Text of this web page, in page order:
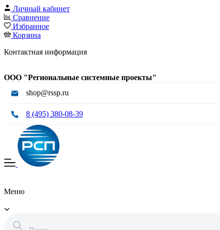
Личный кабинет
Сравнение
Избранное
Корзина
Контактная информация
ООО "Региональные системные проекты"
shop@rssp.ru
8 (495) 380-08-39
Меню